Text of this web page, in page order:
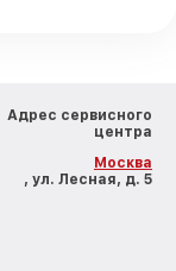
Адрес сервисного
центра
Москва
, ул. Лесная, д. 5